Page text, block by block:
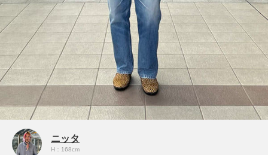
ニッタ
H：168cm